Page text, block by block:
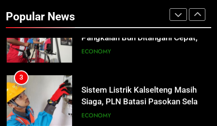
Popular News
Pangkalan Bun Ditangani Cepat,
Pertamina Pastikan Pelayanan
Tetap Jalan
3
4